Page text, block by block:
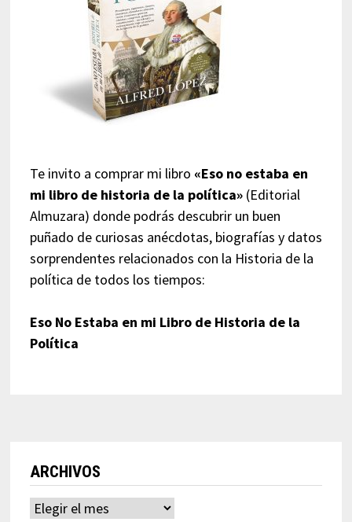
Te invito a comprar mi libro «Eso no estaba en
mi libro de historia de la política»(Editorial
Almuzara) donde podrás descubrir un buen
puñado de curiosas anécdotas, biografías y datos
sorprendentes relacionados con la Historia de la
política de todos los tiempos:
Eso No Estaba en mi Libro de Historia de la
Política
ARCHIVOS
Archivos